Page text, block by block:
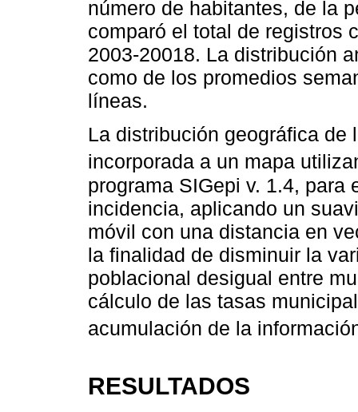
número de habitantes, de la
comparó el total de registros
2003-20018. La distribución
como de los promedios
líneas.
La distribución geográfica
incorporada a un mapa
programa SIGepi v. 1.4,
incidencia, aplicando un
móvil con una distancia en
la finalidad de disminuir la
poblacional desigual entre
cálculo de las tasas
acumulación de la
RESULTADOS